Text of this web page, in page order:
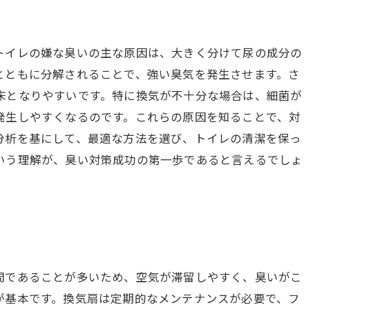
レの嫌な臭いの主な原因は、大きく分けて尿の成分の
もに分解されることで、強い臭気を発生させます。さ
なりやすいです。特に換気が不十分な場合は、細菌が
しやすくなるのです。これらの原因を知ることで、対
を基にして、最適な方法を選び、トイレの清潔を保っ
理解が、臭い対策成功の第一歩であると言えるでしょ
あることが多いため、空気が滞留しやすく、臭いがこ
本です。換気扇は定期的なメンテナンスが必要で、フ